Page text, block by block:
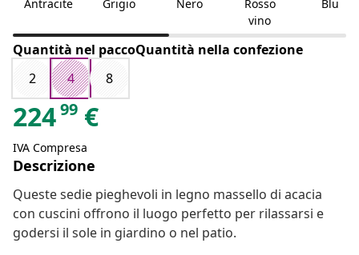
Antracite Grigio Nero
Rosso
vino
Blu
Quantità nel paccoQuantità nella confezione
2
4 8
22499 €
IVA Compresa
Descrizione
Queste sedie pieghevoli in legno massello di acacia
con cuscini offrono il luogo perfetto per rilassarsi e
godersi il sole in giardino o nel patio.